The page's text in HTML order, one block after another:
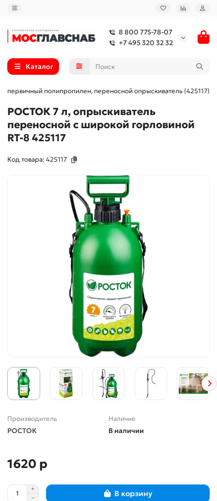
8 800 775-78-07
+7 495 320 32 32
Каталог
первичный полипропилен, переносной опрыскиватель (425117)
РОСТОК 7 л, опрыскиватель
переносной с широкой горловиной
RT-8 425117
Код товара: 425117
Производитель
РОСТОК
Наличие
В наличии
1620 р
В корзину